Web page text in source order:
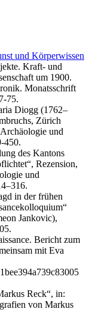
und Körperwissen
Kraft- und
um 1900.
Monatsschrift
75.
Diogg (1762–
Zürich
und
450.
des Kantons
Rezension,
und
in der frühen
Jankovic),
Bericht zum
mit Eva
Reck“, in:
von Markus